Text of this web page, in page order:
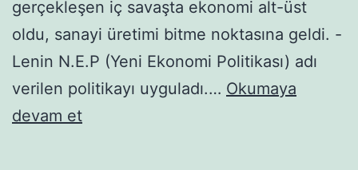
gerçekleşen iç savaşta ekonomi alt-üst
oldu, sanayi üretimi bitme noktasına geldi. -
Lenin N.E.P (Yeni Ekonomi Politikası) adı
verilen politikayı uyguladı.… Okumaya
devam etSSCB’nin